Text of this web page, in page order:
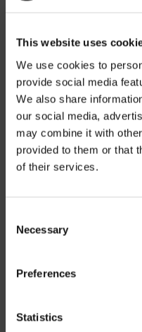
This website uses
We use cookies to
provide social media
We also share
our social media,
may combine it with
provided to them or that
of their services.
Selection
Necessary
Preferences
Statistics
Om du vill
du välja i